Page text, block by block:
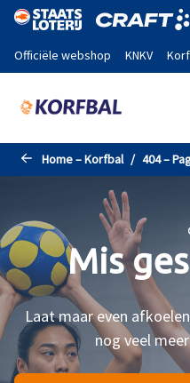
Naar de hoofdinhoud gaan
Officiële webshop KNKV
Home – Korfbal 404 –
Mis
Laat maar even
nog veel